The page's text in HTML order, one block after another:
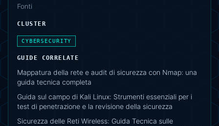
Fonti
CLUSTER
CYBERSECURITY
GUIDE CORRELATE
Mappatura della rete e audit di sicurezza con Nmap: una
guida tecnica completa
Guida sul campo di Kali Linux: Strumenti essenziali per i
test di penetrazione e la revisione della sicurezza
Sicurezza delle Reti Wireless: Guida Tecnica sulle